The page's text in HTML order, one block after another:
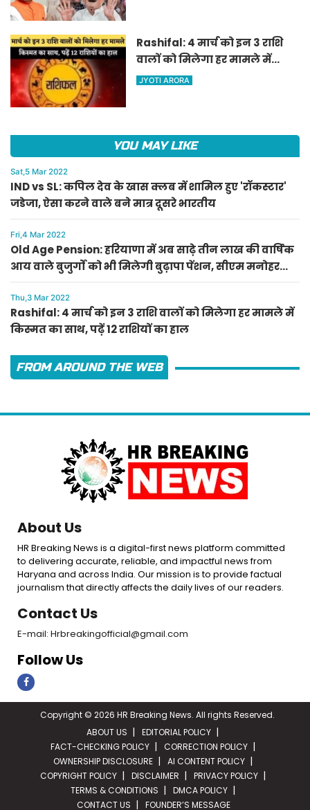
Rashifal: 4 मार्च को इन 3 राशि
वालों को मिलेगा हर मामले में
किस्मत का साथ, पढ़ें 12 राशियों का
JYOTI ARORA
YOU MAY LIKE
Sat,5 Mar 2022
IND vs SL: कपिल देव के खास क्लब में शामिल हुए 'रॉकस्टार'
जडेजा, ऐसा करने वाले बने मात्र दूसरे भारतीय
Fri,4 Mar 2022
Old Age Pension: हरियाणा में अब साढ़े तीन लाख की वार्षिक
आय वाले बुजुर्गों को भी मिलेगी बुढ़ापा पेंशन, सीएम मनोहर
लाल का ऐलान
Thu,3 Mar 2022
Rashifal: 4 मार्च को इन 3 राशि वालों को मिलेगा हर मामले में
किस्मत का साथ, पढ़ें 12 राशियों का हाल
FROM AROUND THE WEB
About Us
HR Breaking News is a digital-first news platform committed
to delivering accurate, reliable, and impactful news from
Haryana and across India. Our mission is to provide factual
journalism that directly affects the daily lives of our readers.
Contact Us
E-mail: Hrbreakingofficial@gmail.com
Follow Us
Copyright © 2026 HR Breaking News. All rights Reserved.
ABOUT US
EDITORIAL POLICY
FACT-CHECKING POLICY
CORRECTION POLICY
OWNERSHIP DISCLOSURE
AI CONTENT POLICY
COPYRIGHT POLICY
DISCLAIMER
PRIVACY POLICY
TERMS & CONDITIONS
DMCA POLICY
CONTACT US
FOUNDER’S MESSAGE